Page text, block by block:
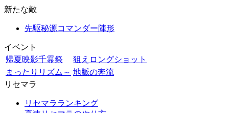
新たな敵
先駆秘源コマンダー陣形
イベント
帰夏映影千霊祭
狙えロングショット
まったりリズム～ 地脈の奔流
リセマラ
リセマラランキング